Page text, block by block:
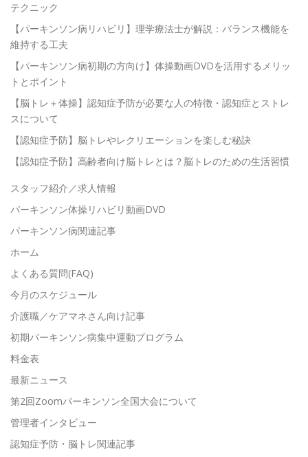
テクニック
【パーキンソン病リハビリ】理学療法士が解説：バランス機能を
維持する工夫
【パーキンソン病初期の方向け】体操動画DVDを活用するメリッ
トとポイント
【脳トレ＋体操】認知症予防が必要な人の特徴・認知症とストレ
スについて
【認知症予防】脳トレやレクリエーションを楽しむ秘訣
【認知症予防】高齢者向け脳トレとは？脳トレのための生活習慣
スタッフ紹介／求人情報
パーキンソン体操リハビリ動画DVD
パーキンソン病関連記事
ホーム
よくある質問(FAQ)
今月のスケジュール
介護職／ケアマネさん向け記事
初期パーキンソン病集中運動プログラム
料金表
最新ニュース
第2回Zoomパーキンソン全国大会について
管理者インタビュー
認知症予防・脳トレ関連記事